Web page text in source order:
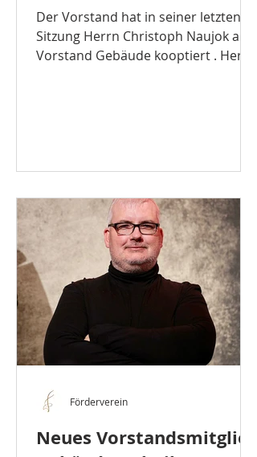
Der Vorstand hat in seiner letzten
Sitzung Herrn Christoph Naujok als
Vorstand Gebäude kooptiert . Herr
Neues Vorstandsmitglied
Förderverein